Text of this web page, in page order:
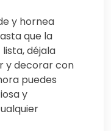
y hornea
que la
déjala
y decorar con
puedes
y